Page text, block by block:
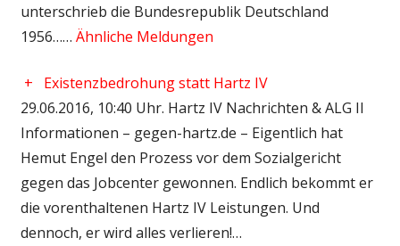
unterschrieb die Bundesrepublik Deutschland
1956…… Ähnliche Meldungen
+
Existenzbedrohung statt Hartz IV
29.06.2016, 10:40 Uhr. Hartz IV Nachrichten & ALG II
Informationen – gegen-hartz.de – Eigentlich hat
Hemut Engel den Prozess vor dem Sozialgericht
gegen das Jobcenter gewonnen. Endlich bekommt er
die vorenthaltenen Hartz IV Leistungen. Und
dennoch, er wird alles verlieren!…